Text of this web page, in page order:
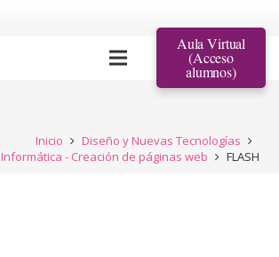
Aula Virtual
(Acceso
alumnos)
Inicio
Diseño y Nuevas Tecnologías
Informática - Creación de páginas web
FLASH